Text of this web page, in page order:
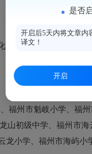
学校”认定名单
福州市魁岐小学、
山初级中学、福州市
龙小学、福州市海屿
是否
开启后5天内将文章内
译文！
开启